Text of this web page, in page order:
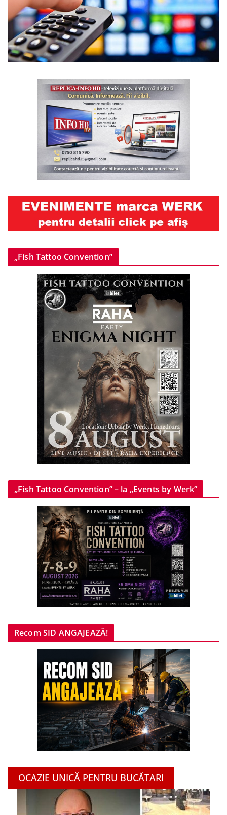
„Fish Tattoo Convention”
„Fish Tattoo Convention” – la „Events by Werk”
Recom SID ANGAJEAZĂ!
OCAZIE UNICĂ PENTRU BUCĂTARI